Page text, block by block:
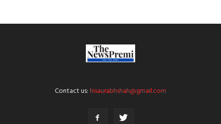
Contact us:hisaurabhshah@gmail.com